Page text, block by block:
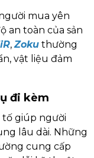
mua yên
an toàn của sản
,Zoku thường
vật liệu đảm
đi kèm
tố giúp người
lâu dài. Những
cung cấp